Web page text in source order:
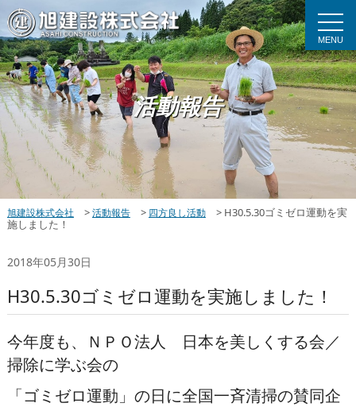
MENU
活動報告
旭建設株式会社 > 活動報告 > 四方良し活動 > H30.5.30ゴミゼロ運動を実
施しました！
2018年05月30日
H30.5.30ゴミゼロ運動を実施しました！
今年度も、ＮＰＯ法人 日本を美しくする会／
掃除に学ぶ会の
「ゴミゼロ運動」の日に全国一斉清掃の賛同企